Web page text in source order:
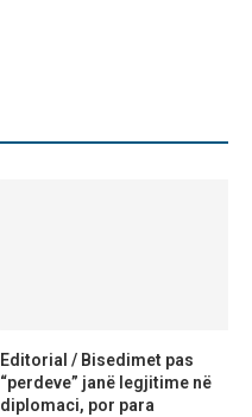
Editorial / Bisedimet pas
“perdeve” janë legjitime në
diplomaci, por para